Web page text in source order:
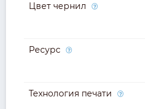
Цвет чернил
Ресурс
Технология печати